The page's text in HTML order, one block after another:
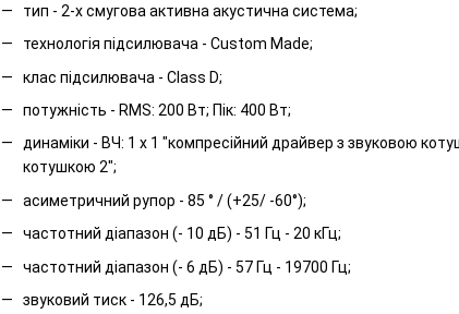
тип - 2-х смугова активна акустична система;
технологія підсилювача - Custom Made;
клас підсилювача - Class D;
потужність - RMS: 200 Вт; Пік: 400 Вт;
динаміки - ВЧ: 1 х 1 "компресійний драйвер з звуковою
котушкою 2";
асиметричний рупор - 85 ° / (+25/ -60°);
частотний діапазон (- 10 дБ) - 51 Гц - 20 кГц;
частотний діапазон (- 6 дБ) - 57 Гц - 19700 Гц;
звуковий тиск - 126,5 дБ;